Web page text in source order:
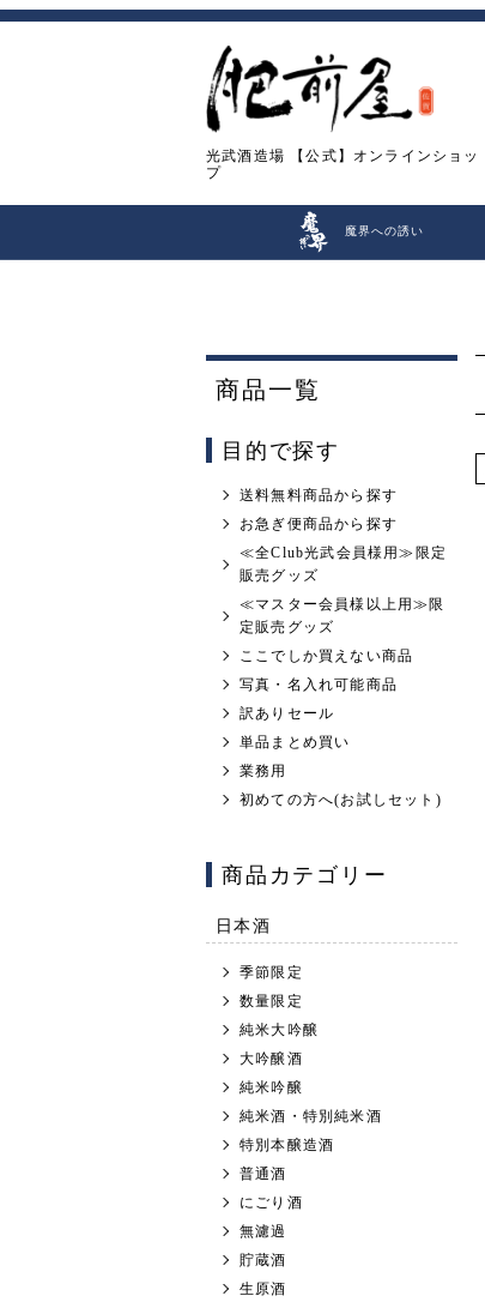
光武酒造場 【公式】オンラインショッ
プ
魔界への誘い
商品一覧
目的で探す
送料無料商品から探す
お急ぎ便商品から探す
≪全Club光武会員様用≫限定
販売グッズ
≪マスター会員様以上用≫限
定販売グッズ
ここでしか買えない商品
写真・名入れ可能商品
訳ありセール
単品まとめ買い
業務用
初めての方へ(お試しセット)
商品カテゴリー
日本酒
季節限定
数量限定
純米大吟醸
大吟醸酒
純米吟醸
純米酒・特別純米酒
特別本醸造酒
普通酒
にごり酒
無濾過
貯蔵酒
生原酒